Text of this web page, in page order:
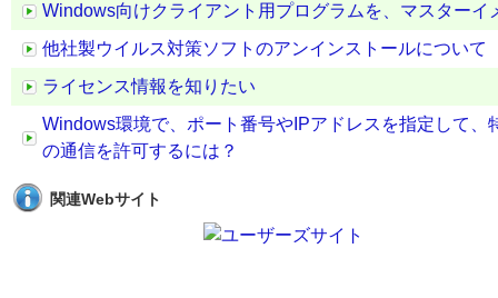
Windows向けクライアント用プログラムを、マスター
他社製ウイルス対策ソフトのアンインストールについて
ライセンス情報を知りたい
Windows環境で、ポート番号やIPアドレスを指定して
の通信を許可するには？
関連Webサイト